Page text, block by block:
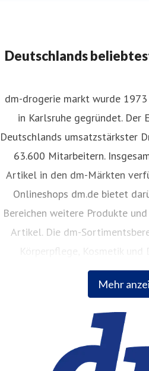
Deutschlands
Mehr
dm-drogerie markt wurde 1973
in Karlsruhe gegründet. Der
Deutschlands umsatzstärkster
63.600 Mitarbeitern.
Artikel in den dm-Märkten
Onlineshops dm.de bietet
Bereichen weitere Produkte
Artikel. Die dm-
Körperpflege, Kosmetik und
Naturkost, Babynahrung,
Haushalt, Foto,